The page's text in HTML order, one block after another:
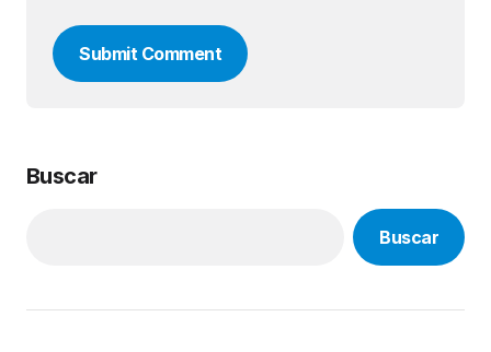
Submit Comment
Buscar
Buscar